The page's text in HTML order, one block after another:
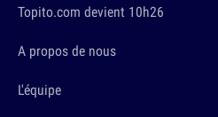
Topito.com devient 10h26
A propos de nous
L'équipe